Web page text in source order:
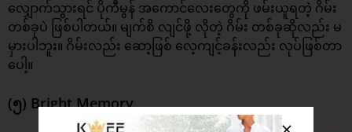
လျှောက်သွားရင် ပိုကီမွန် အကောင်လေးတွေကို ဖမ်းယူရတဲ့ ဂိမ်း
တစ်ခုပဲ ဖြစ်ပါတယ်။ မျက်စိ လျင်ဖို့ လိုတဲ့ ဂိမ်း တစ်ခုဆိုလည်း မ
မှားပါဘူး။ ဂိမ်းလည်း ဆော့ဖြစ် လေ့ကျင့်ခန်းလည်း လုပ်ဖြစ်တာ
ပေါ့။
(၅) Bright Memory